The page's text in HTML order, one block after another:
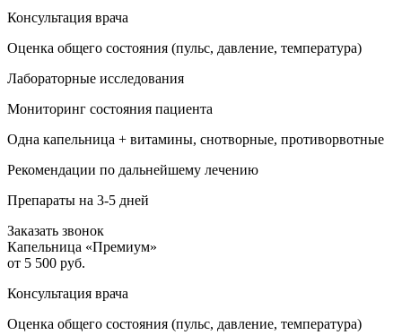
Консультация врача
Оценка общего состояния (пульс, давление, температура)
Лабораторные исследования
Мониторинг состояния пациента
Одна капельница + витамины, снотворные, противорвотные
Рекомендации по дальнейшему лечению
Препараты на 3-5 дней
Заказать звонок
Капельница «Премиум»
от 5 500 руб.
Консультация врача
Оценка общего состояния (пульс, давление, температура)